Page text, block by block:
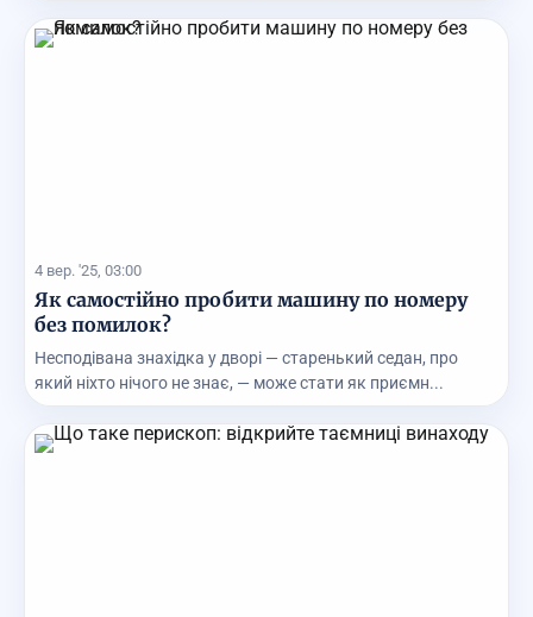
4 вер. '25, 03:00
Як самостійно пробити машину по номеру
без помилок?
Несподівана знахідка у дворі — старенький седан, про
який ніхто нічого не знає, — може стати як приємн...